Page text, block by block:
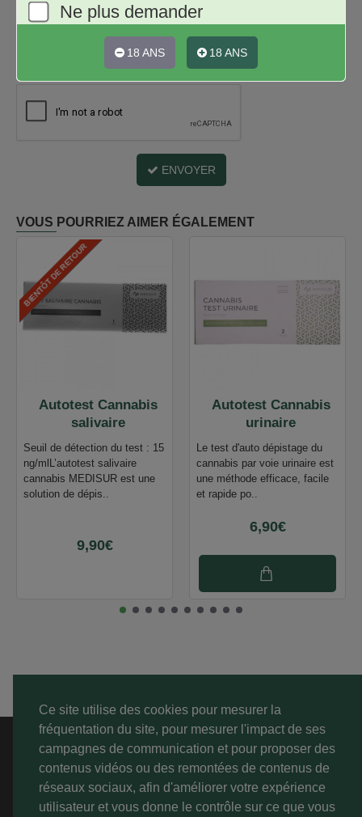
Ce site utilise des cookies pour mesurer la
fréquentation du site, pour mesurer l'impact de ses
campagnes de communication et pour proposer des
contenus vidéos ou des remontées de contenus de
réseaux sociaux, afin d'améliorer votre expérience
utilisateur et vous donne le contrôle sur ce que vous
Ne plus demander
18 ANS 18 ANS★
★
ENVOYER
VOUS POURRIEZ AIMER ÉGALEMENT
BIENTÔT DE RETOUR
Autotest Cannabis
salivaire
Seuil de détection du test : 15
ng/mlL’autotest salivaire
cannabis MEDISUR est une
solution de dépis..
9,90€
Autotest Cannabis
urinaire
Le test d'auto dépistage du
cannabis par voie urinaire est
une méthode efficace, facile
et rapide po..
6,90€
A PROPOS
SERVICE CLIENT